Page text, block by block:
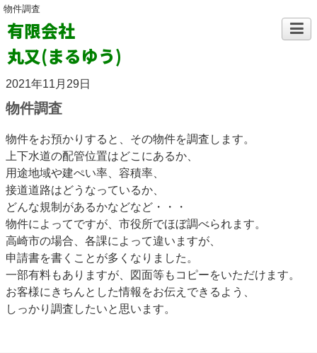
物件調査
有限会社
丸又(まるゆう)
2021年11月29日
物件調査
物件をお預かりすると、その物件を調査します。
上下水道の配管位置はどこにあるか、
用途地域や建ぺい率、容積率、
接道道路はどうなっているか、
どんな規制があるかなどなど・・・
物件によってですが、市役所でほぼ調べられます。
高崎市の場合、各課によって違いますが、
申請書を書くことが多くなりました。
一部有料もありますが、図面等もコピーをいただけます。
お客様にきちんとした情報をお伝えできるよう、
しっかり調査したいと思います。